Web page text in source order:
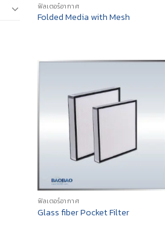
ฟิลเตอร์อากาศ
Folded Media with Mesh
ฟิลเตอร์อากาศ
Glass fiber Pocket Filter